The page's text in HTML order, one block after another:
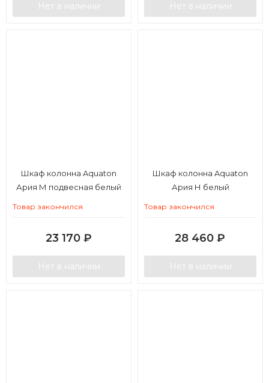
Нет в наличии Нет в наличии
Шкаф колонна Aquaton
Ария М подвесная белый
Товар закончился
23 170 ₽
Нет в наличии
Шкаф колонна Aquaton
Ария Н белый
Товар закончился
28 460 ₽
Нет в наличии